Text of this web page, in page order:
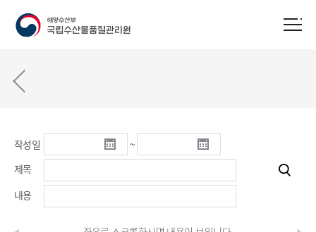
작성일
~
제목
내용